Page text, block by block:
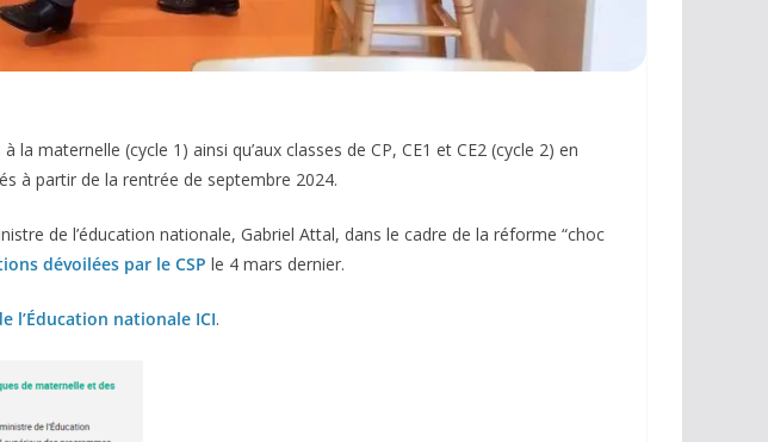
maternelle (cycle 1) ainsi qu’aux classes de CP, CE1 et CE2 (cycle 2) en
à partir de la rentrée de septembre 2024.
de l’éducation nationale, Gabriel Attal, dans le cadre de la réforme “choc
dévoilées par le CSP le 4 mars dernier.
l’Éducation nationale ICI.